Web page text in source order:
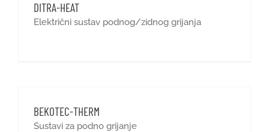
DITRA-HEAT
Električni sustav podnog/zidnog grijanja
BEKOTEC-THERM
Sustavi za podno grijanje